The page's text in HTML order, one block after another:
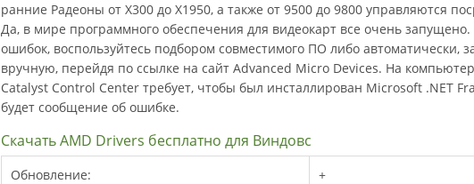
ранние Радеоны от X300 до X1950, а также от 9500 до 9800 управляются
Да, в мире программного обеспечения для видеокарт все очень
ошибок, воспользуйтесь подбором совместимого ПО либо автоматически,
вручную, перейдя по ссылке на сайт Advanced Micro Devices. На
Catalyst Control Center требует, чтобы был инсталлирован Microsoft .NET
будет сообщение об ошибке.
Скачать AMD Drivers бесплатно для Виндовс
Обновление: +